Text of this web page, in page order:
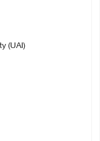
(UAI)